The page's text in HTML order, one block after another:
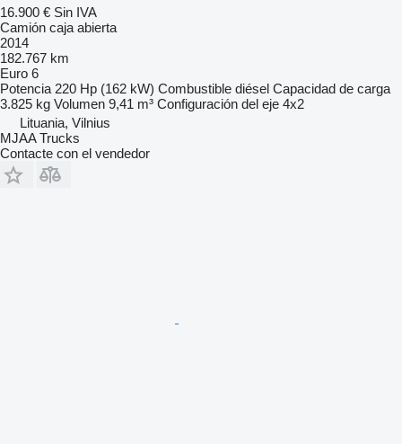
16.900 € Sin IVA
Camión caja abierta
2014
182.767 km
Euro 6
Potencia 220 Hp (162 kW) Combustible diésel Capacidad de carga
3.825 kg Volumen 9,41 m³ Configuración del eje 4x2
Lituania, Vilnius
MJAA Trucks
Contacte con el vendedor